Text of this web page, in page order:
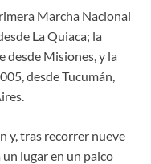
Marcha Nacional
La Quiaca; la
desde Misiones, y la
desde Tucumán,
y, tras recorrer nueve
lugar en un palco